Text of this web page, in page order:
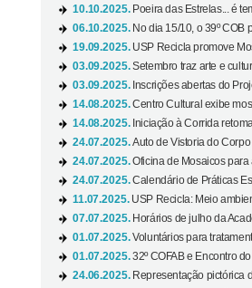
10.10.2025. Poeira das Estrelas... é
06.10.2025. No dia 15/10, o 39º COB
19.09.2025. USP Recicla promove
03.09.2025.Setembro traz arte e
03.09.2025. Inscrições abertas do
14.08.2025.Centro Cultural exibe
14.08.2025. Iniciação à Corrida
24.07.2025.Auto de Vistoria do
24.07.2025.Oficina de Mosaicos
24.07.2025.Calendário de Práticas
11.07.2025. USP Recicla: Meio
07.07.2025. Horários de julho da
01.07.2025.Voluntários para
01.07.2025.32º COFAB e Encontro
24.06.2025. Representação pictórica